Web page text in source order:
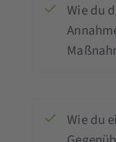
Wie du
Wie du